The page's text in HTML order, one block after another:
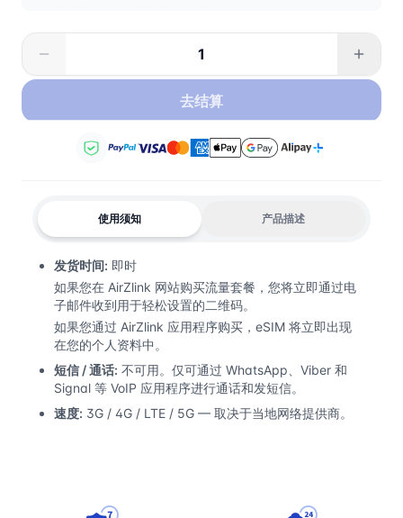
去结算
使用须知 产品描述
发货时间: 即时
如果您在 AirZlink 网站购买流量套餐，您将立即通过电
子邮件收到用于轻松设置的二维码。
如果您通过 AirZlink 应用程序购买，eSIM 将立即出现
在您的个人资料中。
短信 / 通话: 不可用。仅可通过 WhatsApp、Viber 和
Signal 等 VoIP 应用程序进行通话和发短信。
速度: 3G / 4G / LTE / 5G — 取决于当地网络提供商。